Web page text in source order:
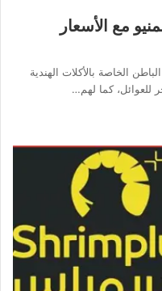
مع الأسعار
الخاصة بالأكلات الهندية
للعوائل، كما لهم…